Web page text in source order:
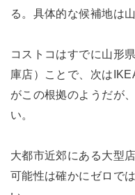
る。具体的な候補地は
コストコはすでに山形
庫店）ことで、次は
がこの根拠のようだが
い。
大都市近郊にある大型
可能性は確かにゼロで